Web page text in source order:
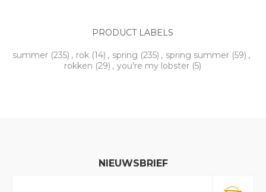
PRODUCT LABELS
summer (235) , rok (14) , spring (235) , spring summer (59) ,
rokken (29) , you're my lobster (5)
NIEUWSBRIEF